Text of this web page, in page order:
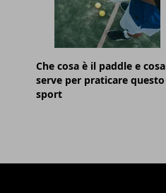
Che cosa è il paddle e cosa
serve per praticare questo
sport